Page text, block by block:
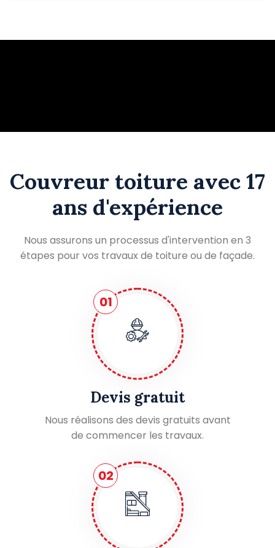
Couvreur toiture avec 17
ans d'expérience
Nous assurons un processus d'intervention en 3
étapes pour vos travaux de toiture ou de façade.
01
Devis gratuit
Nous réalisons des devis gratuits avant
de commencer les travaux.
02